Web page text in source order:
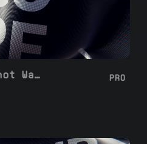
Kinematischer Shot Waving Flag Loop PRO